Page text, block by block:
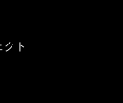
ト